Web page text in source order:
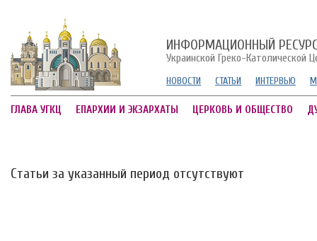
ИНФОРМАЦИОННЫЙ
Украинской Греко-Католической
НОВОСТИ СТАТЬИ ИНТЕРВЬЮ
ГЛАВА УГКЦ ЕПАРХИИ И ЭКЗАРХАТЫ ЦЕРКОВЬ И ОБЩЕСТВО
Статьи за указанный период отсутствуют